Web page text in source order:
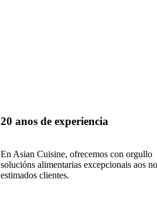
20 anos de experiencia
En Asian Cuisine, ofrecemos con orgullo
solucións alimentarias excepcionais aos
estimados clientes.